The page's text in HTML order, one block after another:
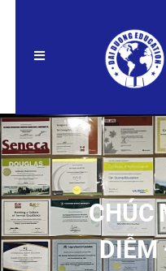
CHÚC
DIỄM